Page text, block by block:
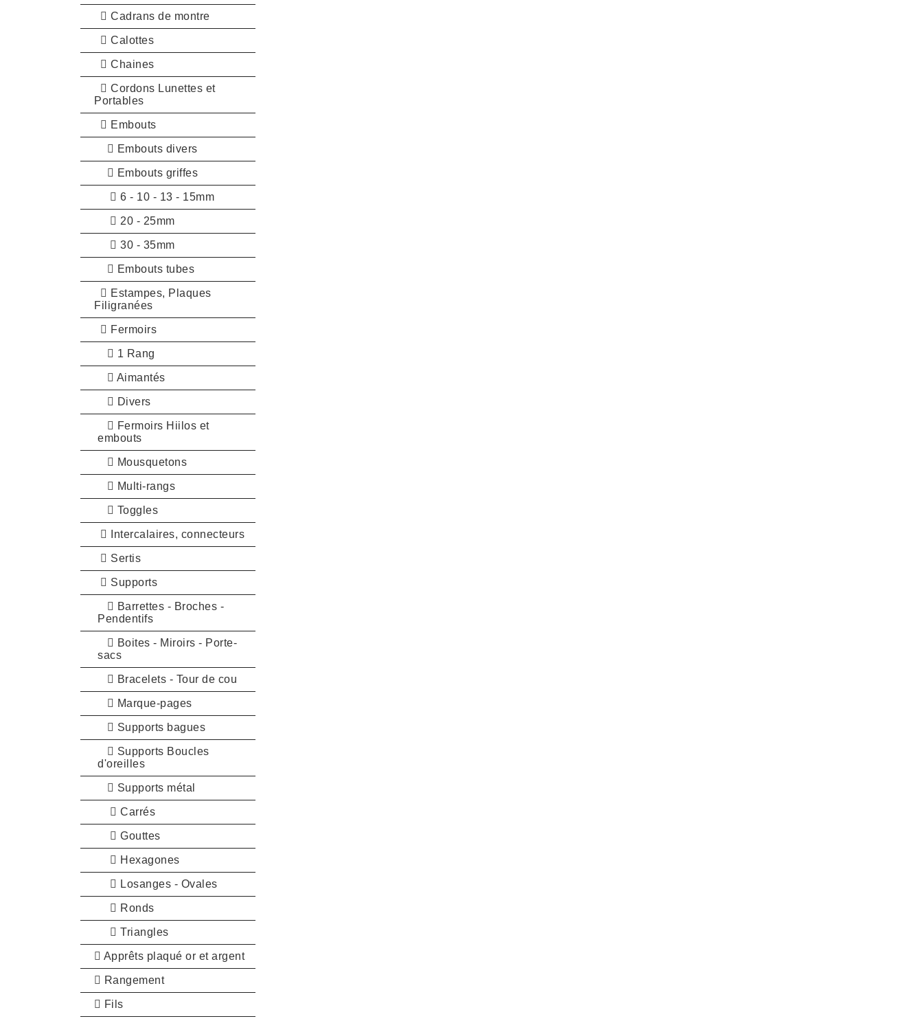
Cadrans de montre
Calottes
Chaines
Cordons Lunettes et
Portables
Embouts
Embouts divers
Embouts griffes
6 - 10 - 13 - 15mm
20 - 25mm
30 - 35mm
Embouts tubes
Estampes, Plaques
Filigranées
Fermoirs
1 Rang
Aimantés
Divers
Fermoirs Hiilos et
embouts
Mousquetons
Multi-rangs
Toggles
Intercalaires, connecteurs
Sertis
Supports
Barrettes - Broches -
Pendentifs
Boites - Miroirs - Porte-
sacs
Bracelets - Tour de cou
Marque-pages
Supports bagues
Supports Boucles
d'oreilles
Supports métal
Carrés
Gouttes
Hexagones
Losanges - Ovales
Ronds
Triangles
Apprêts plaqué or et argent
Rangement
Fils